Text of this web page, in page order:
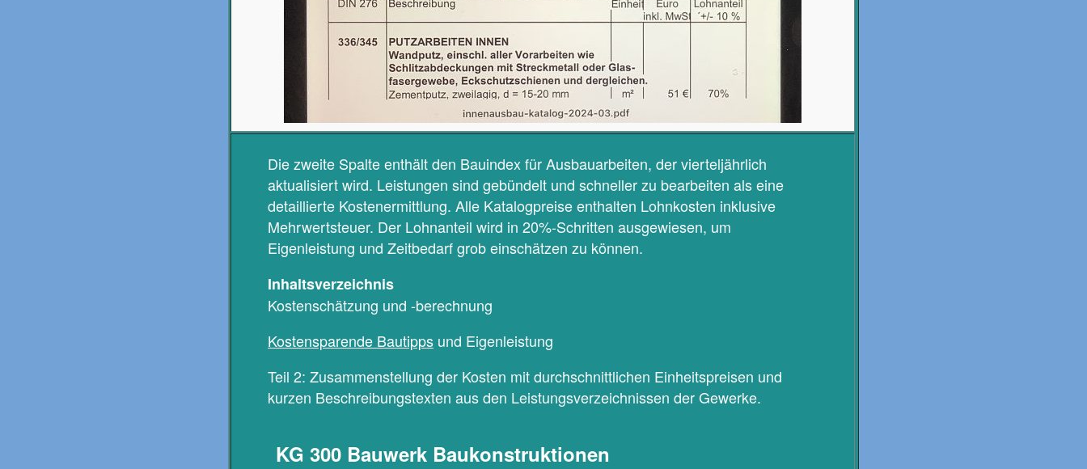
Die zweite Spalte enthält den Bauindex für Ausbauarbeiten, der vierteljährlich
aktualisiert wird. Leistungen sind gebündelt und schneller zu bearbeiten als eine
detaillierte Kostenermittlung. Alle Katalogpreise enthalten Lohnkosten inklusive
Mehrwertsteuer. Der Lohnanteil wird in 20%-Schritten ausgewiesen, um
Eigenleistung und Zeitbedarf grob einschätzen zu können.
Inhaltsverzeichnis
Kostenschätzung und -berechnung
Kostensparende Bautipps und Eigenleistung
Teil 2: Zusammenstellung der Kosten mit durchschnittlichen Einheitspreisen und
kurzen Beschreibungstexten aus den Leistungsverzeichnissen der Gewerke.
KG 300 Bauwerk Baukonstruktionen